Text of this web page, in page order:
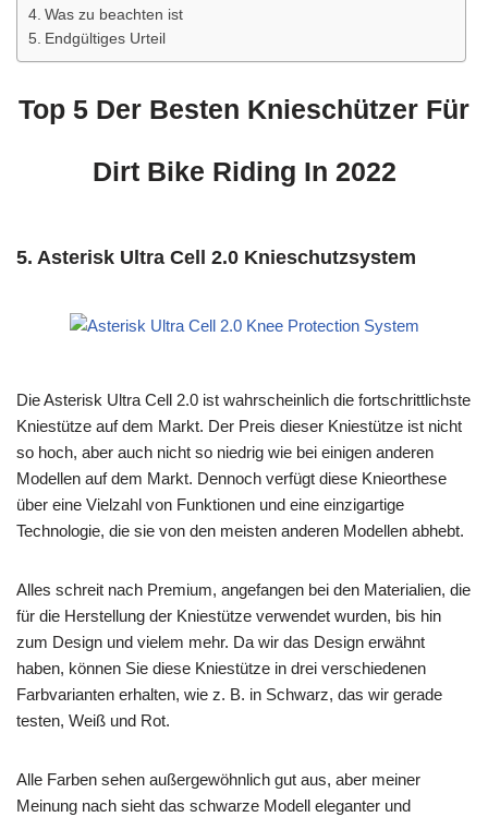
Was zu beachten ist
Endgültiges Urteil
Top 5 Der Besten Knieschützer Für
Dirt Bike Riding In 2022
5. Asterisk Ultra Cell 2.0 Knieschutzsystem
Die Asterisk Ultra Cell 2.0 ist wahrscheinlich die fortschrittlichste
Kniestütze auf dem Markt. Der Preis dieser Kniestütze ist nicht
so hoch, aber auch nicht so niedrig wie bei einigen anderen
Modellen auf dem Markt. Dennoch verfügt diese Knieorthese
über eine Vielzahl von Funktionen und eine einzigartige
Technologie, die sie von den meisten anderen Modellen abhebt.
Alles schreit nach Premium, angefangen bei den Materialien, die
für die Herstellung der Kniestütze verwendet wurden, bis hin
zum Design und vielem mehr. Da wir das Design erwähnt
haben, können Sie diese Kniestütze in drei verschiedenen
Farbvarianten erhalten, wie z. B. in Schwarz, das wir gerade
testen, Weiß und Rot.
Alle Farben sehen außergewöhnlich gut aus, aber meiner
Meinung nach sieht das schwarze Modell eleganter und